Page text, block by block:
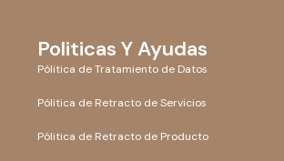
Politicas Y Ayudas
Pólitica de Tratamiento de Datos
Pólitica de Retracto de Servicios
Pólitica de Retracto de Producto